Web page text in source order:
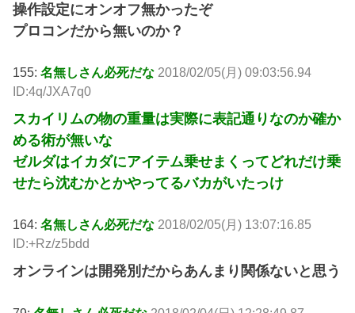
操作設定にオンオフ無かったぞ
プロコンだから無いのか？
155:名無しさん必死だな 2018/02/05(月) 09:03:56.94
ID:4q/JXA7q0
スカイリムの物の重量は実際に表記通りなのか確か
める術が無いな
ゼルダはイカダにアイテム乗せまくってどれだけ乗
せたら沈むかとかやってるバカがいたっけ
164:名無しさん必死だな 2018/02/05(月) 13:07:16.85
ID:+Rz/z5bdd
オンラインは開発別だからあんまり関係ないと思う